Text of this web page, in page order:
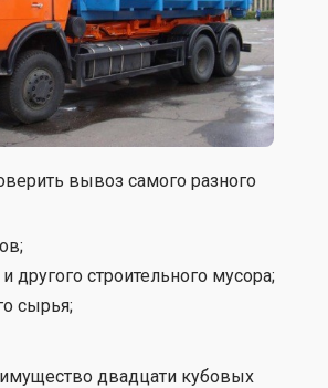
вывоз самого разного
другого строительного мусора;
сырья;
двадцати кубовых